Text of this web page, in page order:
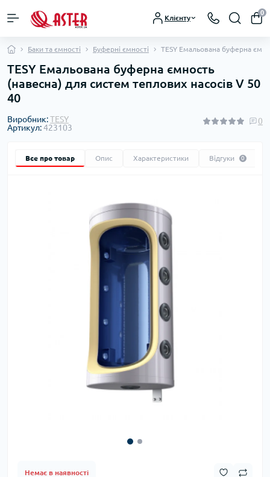
Клієнту
0
Баки та ємності Буферні ємності TESY Емальована буферна
TESY Емальована буферна ємность
(навесна) для систем теплових насосів V 50
40
Виробник:TESY
Артикул:423103
0
Все про товар Опис Характеристики Відгуки 0
Немає в наявності